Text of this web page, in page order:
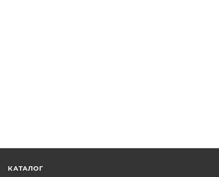
КАТАЛОГ